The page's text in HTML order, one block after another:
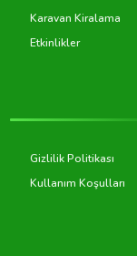
Karavan Kiralama
Etkinlikler
Gizlilik Politikası
Kullanım Koşulları